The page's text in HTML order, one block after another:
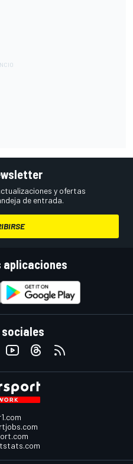
y ofertas
de entrada.
aplicaciones
sociales